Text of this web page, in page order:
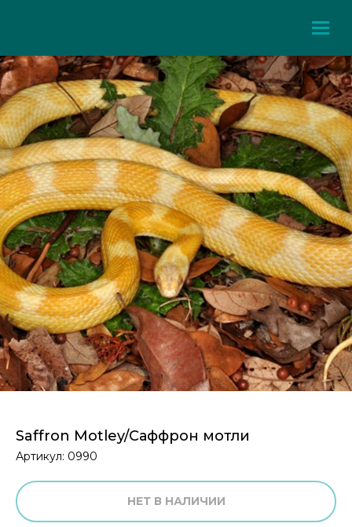
Saffron Motley/Саффрон мотли
Артикул: 0990
НЕТ В НАЛИЧИИ